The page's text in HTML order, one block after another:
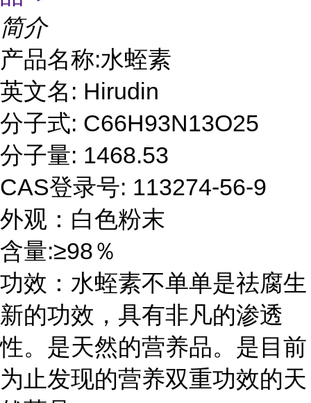
简介
产品名称:水蛭素
英文名: Hirudin
分子式: C66H93N13O25
分子量: 1468.53
CAS登录号: 113274-56-9
外观：白色粉末
含量:≥98％
功效：水蛭素不单单是祛腐生
新的功效，具有非凡的渗透
性。是天然的营养品。是目前
为止发现的营养双重功效的天